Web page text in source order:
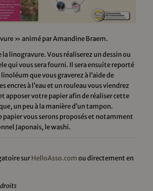
» animé par Amandine Braem.
la linogravure. Vous réaliserez un dessin ou
qui vous sera fourni. Il sera ensuite reporté
que vous graverez à l’aide de
encres à l’eau et un rouleau vous viendrez
apposer votre papier afin de réaliser cette
un peu à la manière d’un tampon.
papier vous serons proposés et notamment
Japonais, le washi.
surHelloAsso.comou directement en